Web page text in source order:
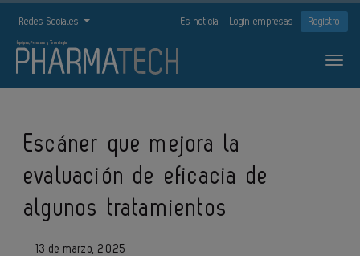
Redes Sociales Es noticia Login empresas Registro
Escáner que mejora la
evaluación de eficacia de
algunos tratamientos
13 de marzo, 2025